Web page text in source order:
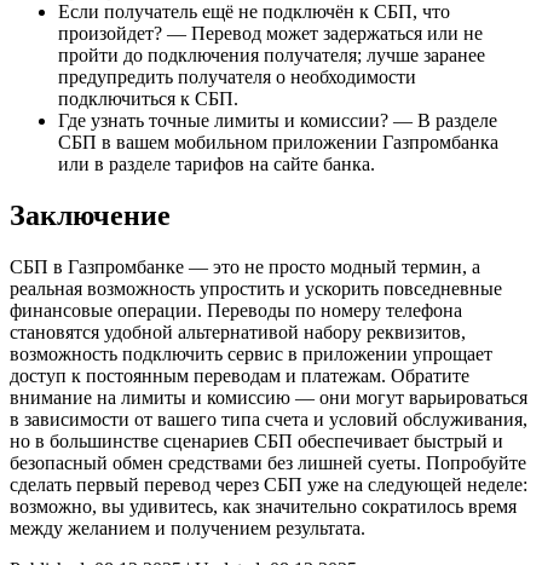
Если получатель ещё не подключён к СБП, что
произойдет? — Перевод может задержаться или не
пройти до подключения получателя; лучше заранее
предупредить получателя о необходимости
подключиться к СБП.
Где узнать точные лимиты и комиссии? — В разделе
СБП в вашем мобильном приложении Газпромбанка
или в разделе тарифов на сайте банка.
Заключение
СБП в Газпромбанке — это не просто модный термин, а
реальная возможность упростить и ускорить повседневные
финансовые операции. Переводы по номеру телефона
становятся удобной альтернативой набору реквизитов,
возможность подключить сервис в приложении упрощает
доступ к постоянным переводам и платежам. Обратите
внимание на лимиты и комиссию — они могут варьироваться
в зависимости от вашего типа счета и условий обслуживания,
но в большинстве сценариев СБП обеспечивает быстрый и
безопасный обмен средствами без лишней суеты. Попробуйте
сделать первый перевод через СБП уже на следующей неделе:
возможно, вы удивитесь, как значительно сократилось время
между желанием и получением результата.